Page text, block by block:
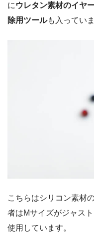
に ウレタン素材のイヤ
除用ツールも入っていま
こちらはシリコン素材
者はMサイズがジャス
使用しています。